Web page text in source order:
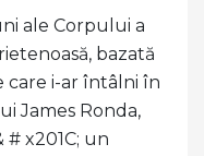
ale Corpului a
bazată
care i-ar întâlni în
James Ronda,
# x201C; un